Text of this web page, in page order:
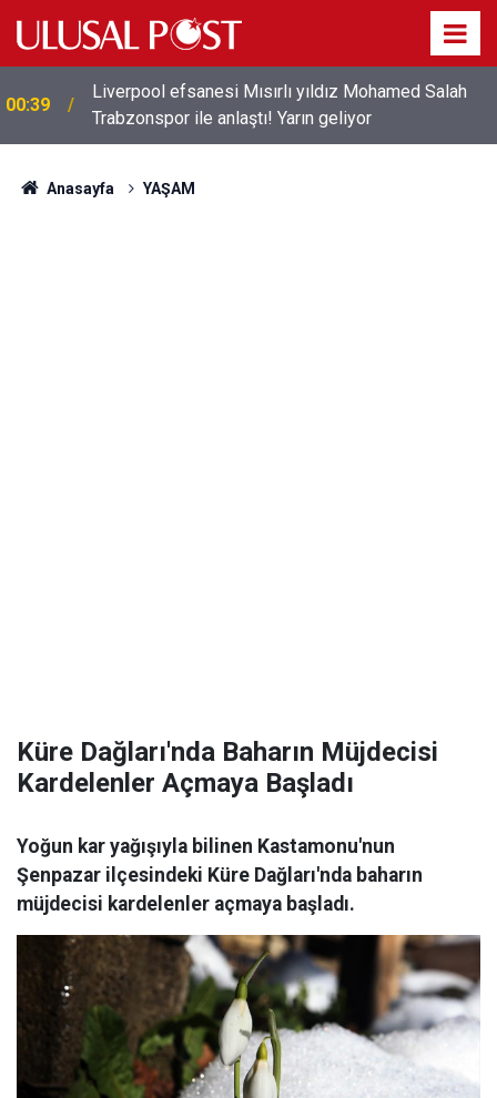
00:39
Liverpool efsanesi Mısırlı yıldız Mohamed Salah
Trabzonspor ile anlaştı! Yarın geliyor
Anasayfa YAŞAM
Küre Dağları'nda Baharın Müjdecisi
Kardelenler Açmaya Başladı
Yoğun kar yağışıyla bilinen Kastamonu'nun
Şenpazar ilçesindeki Küre Dağları'nda baharın
müjdecisi kardelenler açmaya başladı.